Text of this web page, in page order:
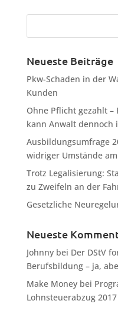
Neueste Beiträge
Pkw-Schaden in der
Kunden
Ohne Pflicht gezahlt –
kann Anwalt dennoch
Ausbildungsumfrage
widriger Umstände
Trotz Legalisierung:
zu Zweifeln an der
Gesetzliche
Neueste
Johnnybei Der DStV
Berufsbildung – ja,
Make Moneybei
Lohnsteuerabzug 2017